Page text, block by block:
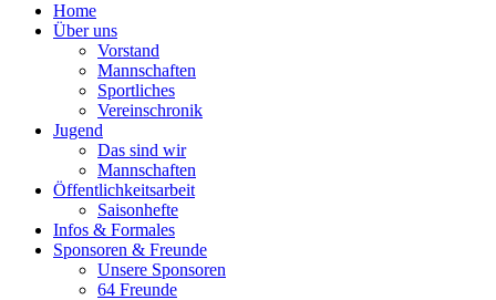
Home
Über uns
Vorstand
Mannschaften
Sportliches
Vereinschronik
Jugend
Das sind wir
Mannschaften
Öffentlichkeitsarbeit
Saisonhefte
Infos & Formales
Sponsoren & Freunde
Unsere Sponsoren
64 Freunde